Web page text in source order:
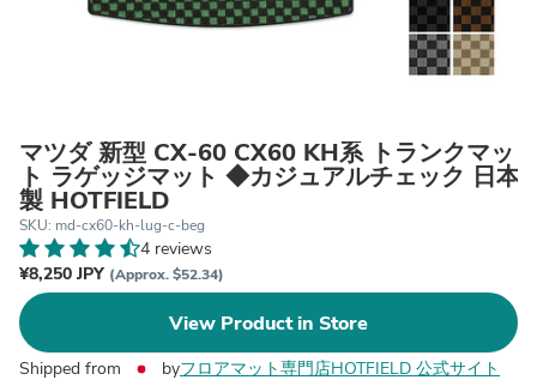
マツダ 新型 CX-60 CX60 KH系 トランクマッ
ト ラゲッジマット ◆カジュアルチェック 日本
製 HOTFIELD
SKU: md-cx60-kh-lug-c-beg
4 reviews
¥8,250 JPY (Approx. $52.34)
View Product in Store
Shipped from byフロアマット専門店HOTFIELD 公式サイト